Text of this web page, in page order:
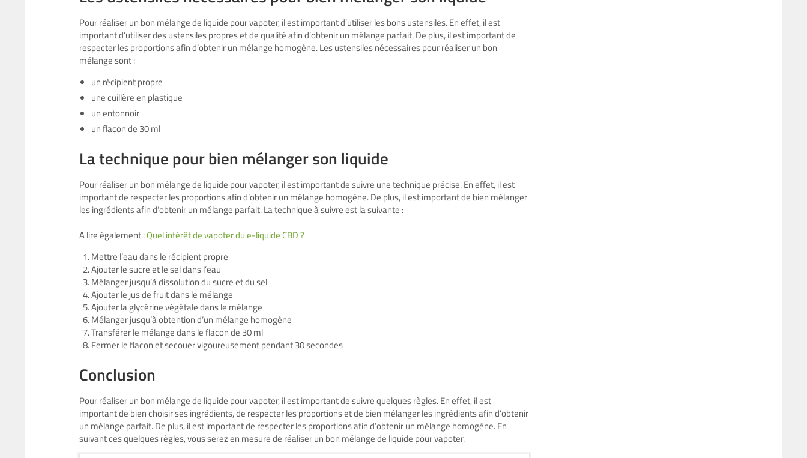
Pour réaliser un bon mélange de liquide pour vapoter, il est important d’utiliser les bons ustensiles. En effet, il est
important d’utiliser des ustensiles propres et de qualité afin d’obtenir un mélange parfait. De plus, il est important de
respecter les proportions afin d’obtenir un mélange homogène. Les ustensiles nécessaires pour réaliser un bon
mélange sont :
un récipient propre
une cuillère en plastique
un entonnoir
un flacon de 30 ml
La technique pour bien mélanger son liquide
Pour réaliser un bon mélange de liquide pour vapoter, il est important de suivre une technique précise. En effet, il est
important de respecter les proportions afin d’obtenir un mélange homogène. De plus, il est important de bien mélanger
les ingrédients afin d’obtenir un mélange parfait. La technique à suivre est la suivante :
A lire également :Quel intérêt de vapoter du e-liquide CBD ?
Mettre l’eau dans le récipient propre
Ajouter le sucre et le sel dans l’eau
Mélanger jusqu’à dissolution du sucre et du sel
Ajouter le jus de fruit dans le mélange
Ajouter la glycérine végétale dans le mélange
Mélanger jusqu’à obtention d’un mélange homogène
Transférer le mélange dans le flacon de 30 ml
Fermer le flacon et secouer vigoureusement pendant 30 secondes
Conclusion
Pour réaliser un bon mélange de liquide pour vapoter, il est important de suivre quelques règles. En effet, il est
important de bien choisir ses ingrédients, de respecter les proportions et de bien mélanger les ingrédients afin d’obtenir
un mélange parfait. De plus, il est important de respecter les proportions afin d’obtenir un mélange homogène. En
suivant ces quelques règles, vous serez en mesure de réaliser un bon mélange de liquide pour vapoter.